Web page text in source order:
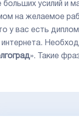
усилий и
на желаемое
у вас есть
». Такие